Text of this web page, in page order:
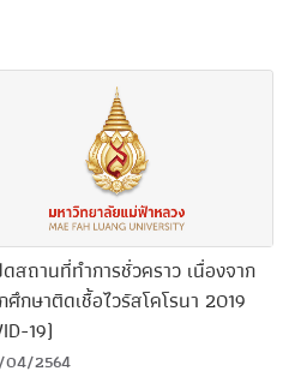
สถานที่ทำการชั่วคราว เนื่องจาก
กษาติดเชื้อไวรัสโคโรนา 2019
19)
04/2564